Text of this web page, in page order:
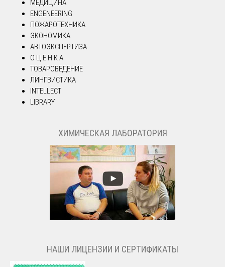
МЕДИЦИНА
ENGENEERING
ПОЖАРОТЕХНИКА
ЭКОНОМИКА
АВТОЭКСПЕРТИЗА
О Ц Е Н К А
ТОВАРОВЕДЕНИЕ
ЛИНГВИСТИКА
INTELLECT
LIBRARY
ХИМИЧЕСКАЯ ЛАБОРАТОРИЯ
НАШИ ЛИЦЕНЗИИ И СЕРТИФИКАТЫ